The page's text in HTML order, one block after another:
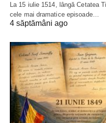
La 15 iulie 1514, lângă Cetatea
cele mai dramatice episoade…
4 săptămâni ago